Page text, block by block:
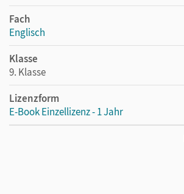
Fach
Englisch
Klasse
9. Klasse
Lizenzform
E-Book Einzellizenz - 1 Jahr